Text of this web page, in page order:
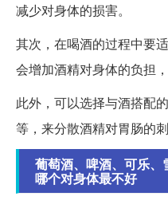
减少对身体的损害。
其次，在喝酒的过程中要
会增加酒精对身体的负担
此外，可以选择与酒搭配
等，来分散酒精对胃肠的刺
葡萄酒、啤酒、可乐、
哪个对身体最不好